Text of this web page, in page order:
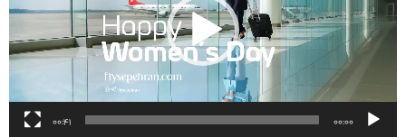
00:00
00:41